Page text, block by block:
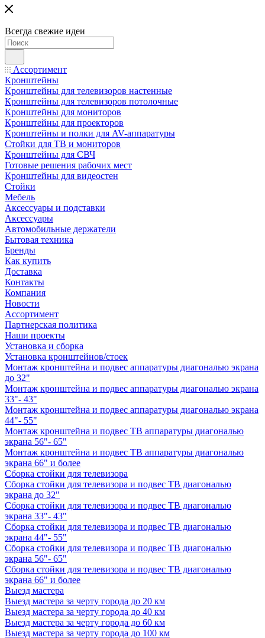
Всегда свежие идеи
Ассортимент
Кронштейны
Кронштейны для телевизоров настенные
Кронштейны для телевизоров потолочные
Кронштейны для мониторов
Кронштейны для проекторов
Кронштейны и полки для AV-аппаратуры
Стойки для ТВ и мониторов
Кронштейны для СВЧ
Готовые решения рабочих мест
Кронштейны для видеостен
Стойки
Мебель
Аксессуары и подставки
Аксессуары
Автомобильные держатели
Бытовая техника
Бренды
Как купить
Доставка
Контакты
Компания
Новости
Ассортимент
Партнерская политика
Наши проекты
Установка и сборка
Установка кронштейнов/стоек
Монтаж кронштейна и подвес аппаратуры диагональю экрана
до 32"
Монтаж кронштейна и подвес аппаратуры диагональю экрана
33"- 43"
Монтаж кронштейна и подвес аппаратуры диагональю экрана
44"- 55"
Монтаж кронштейна и подвес ТВ аппаратуры диагональю
экрана 56"- 65"
Монтаж кронштейна и подвес ТВ аппаратуры диагональю
экрана 66" и более
Сборка стойки для телевизора
Сборка стойки для телевизора и подвес ТВ диагональю
экрана до 32"
Сборка стойки для телевизора и подвес ТВ диагональю
экрана 33"- 43"
Сборка стойки для телевизора и подвес ТВ диагональю
экрана 44"- 55"
Сборка стойки для телевизора и подвес ТВ диагональю
экрана 56"- 65"
Сборка стойки для телевизора и подвес ТВ диагональю
экрана 66" и более
Выезд мастера
Выезд мастера за черту города до 20 км
Выезд мастера за черту города до 40 км
Выезд мастера за черту города до 60 км
Выезд мастера за черту города до 100 км